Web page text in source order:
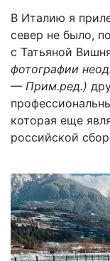
В Италию я
север не было,
с Татьяной
фотографии
— Прим.ред.)
которая еще
российской